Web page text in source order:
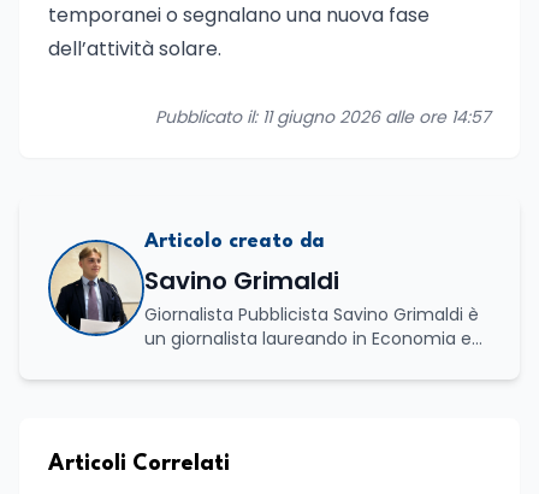
temporanei o segnalano una nuova fase
dell’attività solare.
Pubblicato il: 11 giugno 2026 alle ore 14:57
Articolo creato da
Savino Grimaldi
Giornalista Pubblicista Savino Grimaldi è
un giornalista laureando in Economia e
maturata nel settore della formazione.
professionale, distinguendosi per una
Articoli Correlati